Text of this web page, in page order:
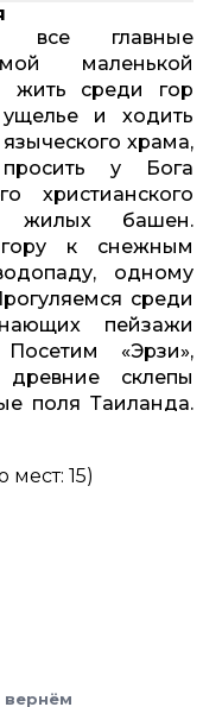
главные
маленькой
жить среди гор
и ходить
храма,
у Бога
христианского
жилых башен.
к снежным
одному
среди
пейзажи
«Эрзи»,
склепы
поля Таиланда.
хребет
то любовался
15)
вернём